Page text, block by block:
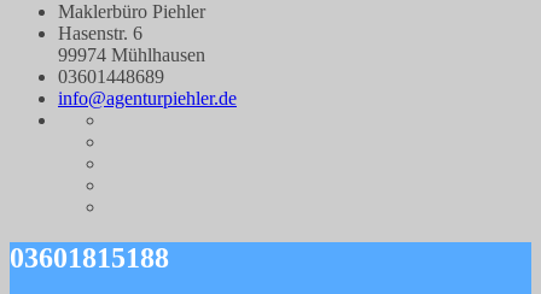
Maklerbüro Piehler
Hasenstr. 6
99974 Mühlhausen
03601448689
info@agenturpiehler.de
03601815188